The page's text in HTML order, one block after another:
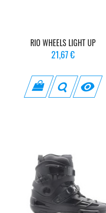
RIO WHEELS LIGHT UP
Prix
21,67 €
